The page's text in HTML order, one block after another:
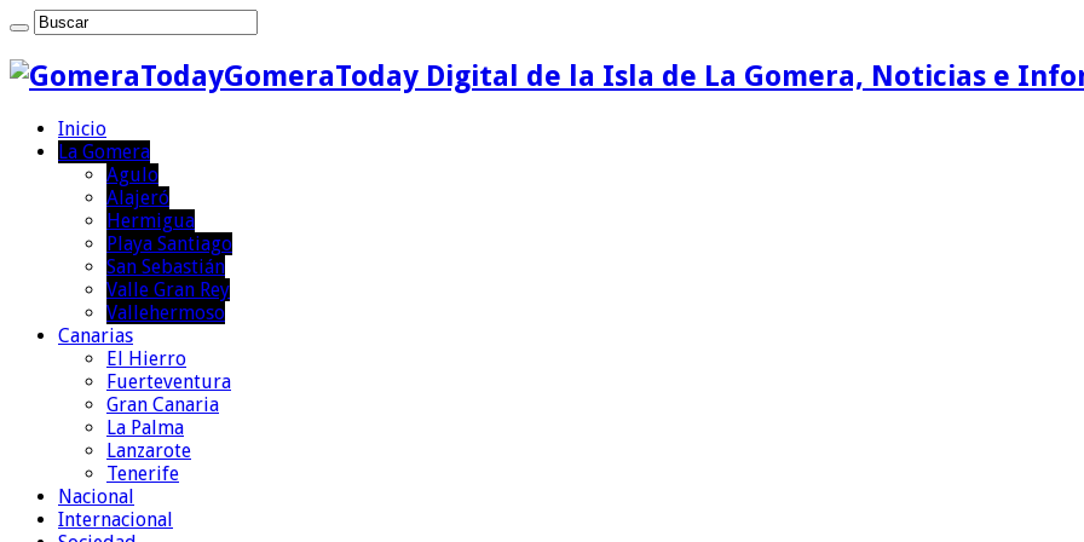
GomeraToday Digital de la Isla de La Gomera, Noticias e
Inicio
La Gomera
Agulo
Alajeró
Hermigua
Playa Santiago
San Sebastián
Valle Gran Rey
Vallehermoso
Canarias
El Hierro
Fuerteventura
Gran Canaria
La Palma
Lanzarote
Tenerife
Nacional
Internacional